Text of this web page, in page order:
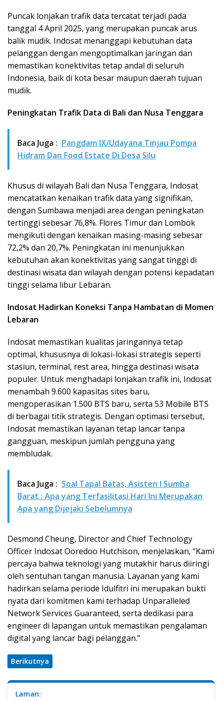
Puncak lonjakan trafik data tercatat terjadi pada
tanggal 4 April 2025, yang merupakan puncak arus
balik mudik. Indosat menanggapi kebutuhan data
pelanggan dengan mengoptimalkan jaringan dan
memastikan konektivitas tetap andal di seluruh
Indonesia, baik di kota besar maupun daerah tujuan
mudik.
Peningkatan Trafik Data di Bali dan Nusa Tenggara
Baca Juga : Pangdam IX/Udayana Tinjau Pompa
Hidram Dan Food Estate Di Desa Silu
Khusus di wilayah Bali dan Nusa Tenggara, Indosat
mencatatkan kenaikan trafik data yang signifikan,
dengan Sumbawa menjadi area dengan peningkatan
tertinggi sebesar 76,8%. Flores Timur dan Lombok
mengikuti dengan kenaikan masing-masing sebesar
72,2% dan 20,7%. Peningkatan ini menunjukkan
kebutuhan akan konektivitas yang sangat tinggi di
destinasi wisata dan wilayah dengan potensi kepadatan
tinggi selama libur Lebaran.
Indosat Hadirkan Koneksi Tanpa Hambatan di Momen
Lebaran
Indosat memastikan kualitas jaringannya tetap
optimal, khususnya di lokasi-lokasi strategis seperti
stasiun, terminal, rest area, hingga destinasi wisata
populer. Untuk menghadapi lonjakan trafik ini, Indosat
menambah 9.600 kapasitas sites baru,
mengoperasikan 1.500 BTS baru, serta 53 Mobile BTS
di berbagai titik strategis. Dengan optimasi tersebut,
Indosat memastikan layanan tetap lancar tanpa
gangguan, meskipun jumlah pengguna yang
membludak.
Baca Juga : Soal Tapal Batas, Asisten I Sumba
Barat : Apa yang Terfasilitasi Hari Ini Merupakan
Apa yang Dijejaki Sebelumnya
Desmond Cheung, Director and Chief Technology
Officer Indosat Ooredoo Hutchison, menjelaskan, “Kami
percaya bahwa teknologi yang mutakhir harus diiringi
oleh sentuhan tangan manusia. Layanan yang kami
hadirkan selama periode Idulfitri ini merupakan bukti
nyata dari komitmen kami terhadap Unparalleled
Network Services Guaranteed, serta dedikasi para
engineer di lapangan untuk memastikan pengalaman
digital yang lancar bagi pelanggan.”
Berikutnya
Laman: